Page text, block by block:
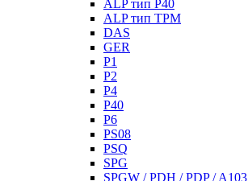
ALP тип P40
ALP тип TPM
DAS
GER
P1
P2
P4
P40
P6
PS08
PSQ
SPG
SPGW / PDH / PDP / A103